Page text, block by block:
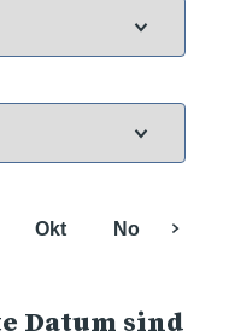
Okt Nov
Datum sind